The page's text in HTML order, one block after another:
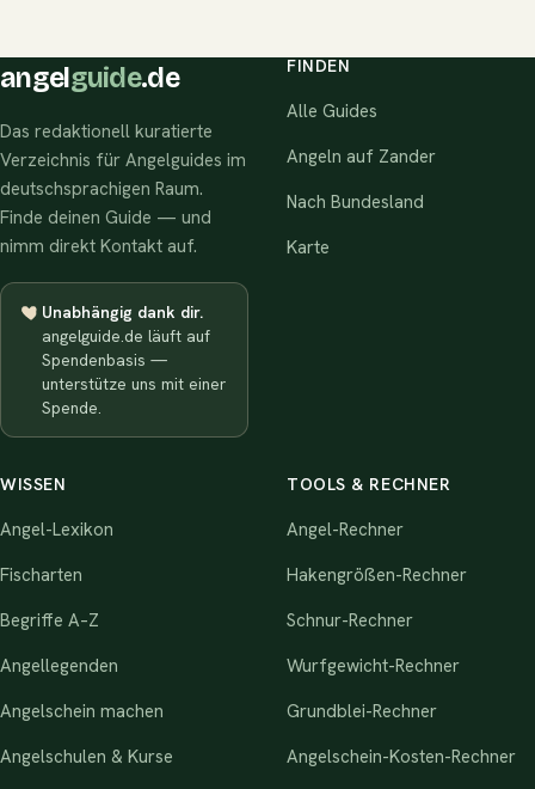
angel guide.de
Das redaktionell kuratierte
Verzeichnis für Angelguides im
deutschsprachigen Raum.
Finde deinen Guide — und
nimm direkt Kontakt auf.
Unabhängig dank dir.
angelguide.de läuft auf
Spendenbasis —
unterstütze uns mit einer
Spende.
FINDEN
Alle Guides
Angeln auf Zander
Nach Bundesland
Karte
WISSEN
Angel-Lexikon
Fischarten
Begriffe A–Z
Angellegenden
Angelschein machen
Angelschulen & Kurse
TOOLS & RECHNER
Angel-Rechner
Hakengrößen-Rechner
Schnur-Rechner
Wurfgewicht-Rechner
Grundblei-Rechner
Angelschein-Kosten-Rechner